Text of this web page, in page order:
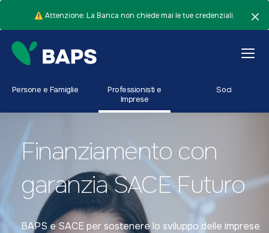
⚠️ Attenzione: La Banca non chiede mai le tue credenziali.
Persone e Famiglie
Professionisti e
Imprese
Soci
Finanziamento con
garanzia SACE Futuro
BAPS e SACE per sostenere lo sviluppo delle imprese